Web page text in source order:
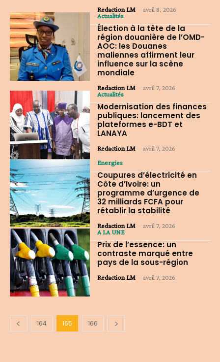
Redaction LM - avril 8, 2026
Actualités
Élection à la tête de la
région douanière de l’OMD-
AOC: les Douanes
maliennes affirment leur
influence sur la scène
mondiale
Redaction LM - avril 7, 2026
Actualités
Modernisation des finances
publiques: lancement des
plateformes e-BDT et
LANAYA
Redaction LM - avril 7, 2026
Energies
Coupures d’électricité en
Côte d’Ivoire: un
programme d’urgence de
32 milliards FCFA pour
rétablir la stabilité
Redaction LM - avril 7, 2026
A LA UNE
Prix de l’essence: un
contraste marqué entre
pays de la sous-région
Redaction LM - avril 7, 2026
164 165 166